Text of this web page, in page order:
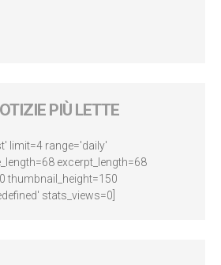
PIÙ LETTE
limit=4 range='daily'
excerpt_length=68
thumbnail_height=150
stats_views=0]